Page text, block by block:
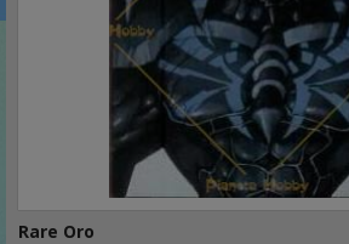
Rare Oro